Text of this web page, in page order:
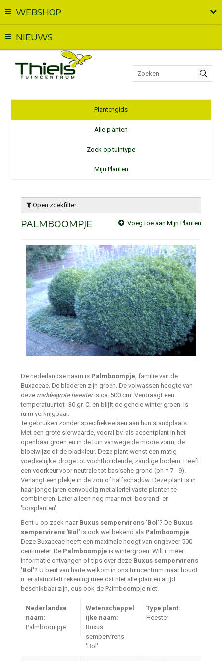
WEBSHOP
NIEUWS
Plantengids
Alle planten
Zoek op tuintype
Mijn Planten
Open zoekfilter
PALMBOOMPJE Voeg toe aan Mijn Planten
De nederlandse naam is Palmboompje, familie van de
Buxaceae. De bladeren zijn groen. De volwassen hoogte van
deze middelgrote heesteris ca. 500 cm. Verdraagt een
temperatuur tot -30 gr. C. en blijft de gehele winter groen. Is
ruim verkrijgbaar.
Te gebruiken zonder specifieke eisen aan hun standplaats.
Met een grote sierwaarde, vooral bv. als accentplant in het
openbaar groen en in de tuin vanwege de mooie vorm, de
bloeiwijze of de bladkleur. Deze plant wenst een matig
voedselrijke, droge tot vochthoudende, zandige bodem. Heeft
een voorkeur voor neutrale tot basische grond (ph = 7 - 9).
Verlangt een plekje in de zon of halfschaduw. Deze plant is in
haar jonge jaren eenvoudig met allerlei vaste planten te
combineren. Later alleen nog maar met 'bosrand' en
'bosplanten'.
Bent u op zoek naar Buxus sempervirens 'Bol'? De Buxus
sempervirens 'Bol' is ook wel bekend als Palmboompje.
Deze Buxaceae heeft een maximale hoogt van ongeveer 500
centimeter. De Palmboompje is wintergroen. Wilt u meer
informatie ontvangen of tips over deze Buxus sempervirens
'Bol'? U bent van harte welkom in ons tuincentrum maar houdt
u er alstublieft rekening mee dat niet alle planten altijd
beschikbaar zijn, dus ook de Palmboompje niet!
Nederlandse
naam:
Palmboompje
Wetenschappel
ijke naam:
Buxus
sempervirens
'Bol'
Type plant:
Heester